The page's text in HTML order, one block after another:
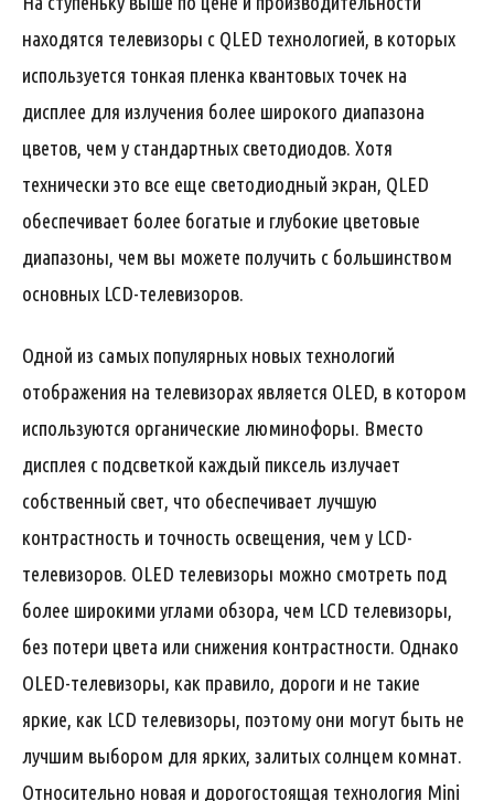
находятся телевизоры с QLED технологией, в которых
используется тонкая пленка квантовых точек на
дисплее для излучения более широкого диапазона
цветов, чем у стандартных светодиодов. Хотя
технически это все еще светодиодный экран, QLED
обеспечивает более богатые и глубокие цветовые
диапазоны, чем вы можете получить с большинством
основных LCD-телевизоров.
Одной из самых популярных новых технологий
отображения на телевизорах является OLED, в котором
используются органические люминофоры. Вместо
дисплея с подсветкой каждый пиксель излучает
собственный свет, что обеспечивает лучшую
контрастность и точность освещения, чем у LCD-
телевизоров. OLED телевизоры можно смотреть под
более широкими углами обзора, чем LCD телевизоры,
без потери цвета или снижения контрастности. Однако
OLED-телевизоры, как правило, дороги и не такие
яркие, как LCD телевизоры, поэтому они могут быть не
лучшим выбором для ярких, залитых солнцем комнат.
Относительно новая и дорогостоящая технология Mini